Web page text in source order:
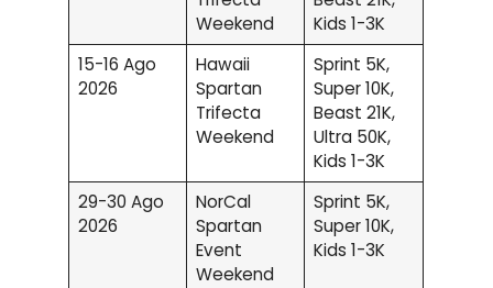
Weekend
Kids 1-3K
15-16 Ago
2026
Hawaii
Spartan
Trifecta
Weekend
Sprint 5K,
Super 10K,
Beast 21K,
Ultra 50K,
Kids 1-3K
29-30 Ago
2026
NorCal
Spartan
Event
Weekend
Sprint 5K,
Super 10K,
Kids 1-3K